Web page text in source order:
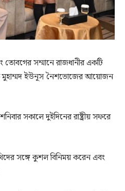
তোবগের সম্মানে রাজধানীর একটি
মুহাম্মদ ইউনূস নৈশভোজের আয়োজন
সকালে দুইদিনের রাষ্ট্রীয় সফরে
সঙ্গে কুশল বিনিময় করেন এবং